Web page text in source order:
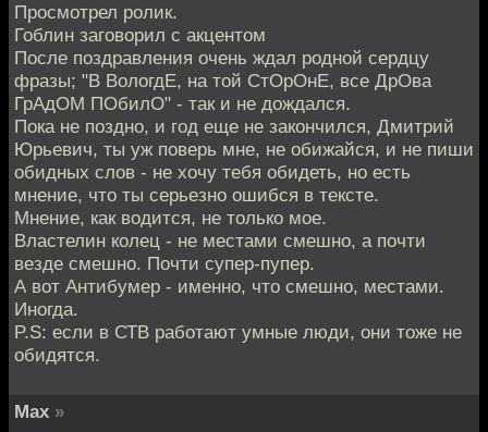
Просмотрел ролик.
Гоблин заговорил с акцентом
После поздравления очень ждал родной сердцу
фразы; "В ВологдЕ, на той СтОрОнЕ, все ДрОва
ГрАдОМ ПОбилО" - так и не дождался.
Пока не поздно, и год еще не закончился, Дмитрий
Юрьевич, ты уж поверь мне, не обижайся, и не пиши
обидных слов - не хочу тебя обидеть, но есть
мнение, что ты серьезно ошибся в тексте.
Мнение, как водится, не только мое.
Властелин колец - не местами смешно, а почти
везде смешно. Почти супер-пупер.
А вот Антибумер - именно, что смешно, местами.
Иногда.
P.S: если в СТВ работают умные люди, они тоже не
обидятся.
Max »